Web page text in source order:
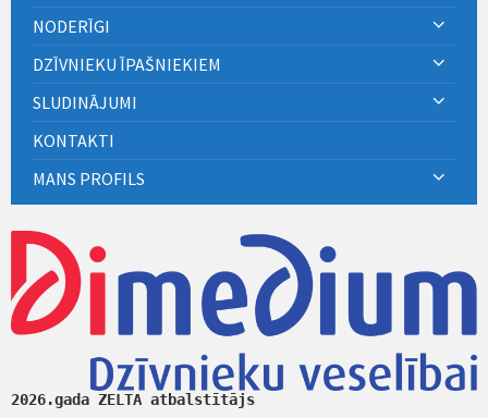
NODERĪGI
DZĪVNIEKU ĪPAŠNIEKIEM
SLUDINĀJUMI
KONTAKTI
MANS PROFILS
2026.gada ZELTA atbalstītājs